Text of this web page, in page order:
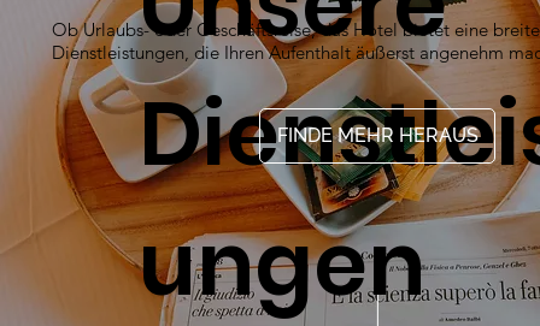
ungen
FINDE MEHR HERAUS
Ob Urlaubs- oder Geschäftsreise, das Hotel bietet eine
Dienstleistungen, die Ihren Aufenthalt äußerst angenehm